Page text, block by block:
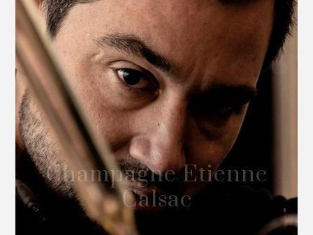
Champagne Etienne
Calsac